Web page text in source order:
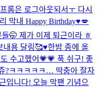
프롬은 로그아웃되서ㅜ 다시
막내 Happy Birthday♥️💋
🤭 제가 이제 퇴근이라 ㅎ
내용 달링🥰♥️한밤 중에 올
수고했어💗💗 푹 쉬구! 좋
?ㅋㅋㅋㅋㅋ… 딱충아 잘자
입니다! 오늘 막팬 기념으